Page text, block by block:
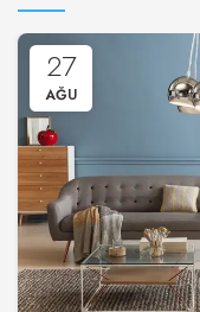
27
AĞU